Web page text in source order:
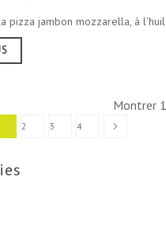
pizza jambon mozzarella, à
Montrer
2 3 4